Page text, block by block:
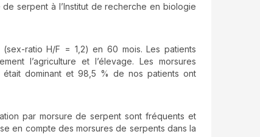
serpent à l’Institut de recherche en biologie
ratio H/F = 1,2) en 60 mois. Les patients
l’agriculture et l’élevage. Les morsures
dominant et 98,5 % de nos patients ont
par morsure de serpent sont fréquents et
en compte des morsures de serpents dans la